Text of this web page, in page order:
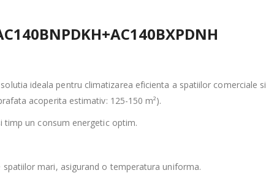
ideala pentru climatizarea eficienta a spatiilor comerciale si
acoperita estimativ: 125-150 m²).
timp un consum energetic optim.
mari, asigurand o temperatura uniforma.